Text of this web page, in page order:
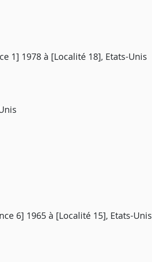
1] 1978 à [Localité 18], Etats-Unis
6] 1965 à [Localité 15], Etats-Unis